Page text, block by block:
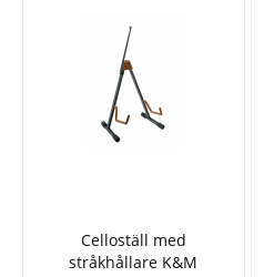
Celloställ med
stråkhållare K&M